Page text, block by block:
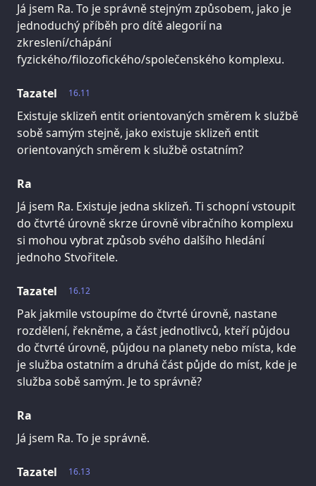
Já jsem Ra. To je správně stejným způsobem, jako je
jednoduchý příběh pro dítě alegorií na
zkreslení/chápání
fyzického/filozofického/společenského komplexu.
16.11
Tazatel
Existuje sklizeň entit orientovaných směrem k službě
sobě samým stejně, jako existuje sklizeň entit
orientovaných směrem k službě ostatním?
Ra
Já jsem Ra. Existuje jedna sklizeň. Ti schopní vstoupit
do čtvrté úrovně skrze úrovně vibračního komplexu
si mohou vybrat způsob svého dalšího hledání
jednoho Stvořitele.
16.12
Tazatel
Pak jakmile vstoupíme do čtvrté úrovně, nastane
rozdělení, řekněme, a část jednotlivců, kteří půjdou
do čtvrté úrovně, půjdou na planety nebo místa, kde
je služba ostatním a druhá část půjde do míst, kde je
služba sobě samým. Je to správně?
Ra
Já jsem Ra. To je správně.
16.13
Tazatel